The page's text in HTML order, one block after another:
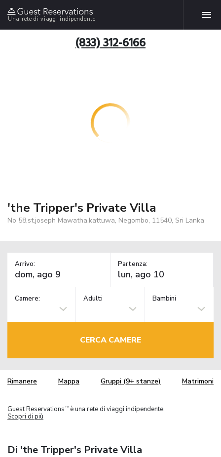
Una rete di viaggi indipendente
(833) 312-6166
'the Tripper's Private Villa
No 58,st.joseph Mawatha,kattuwa, Negombo, 11540, Sri Lanka
Arrivo: Partenza:
Camere: Adulti Bambini
CERCA CAMERE
Rimanere Mappa Gruppi (9+ stanze) Matrimoni
Guest Reservations TM
è una rete di viaggi indipendente.
Scopri di più
Di 'the Tripper's Private Villa